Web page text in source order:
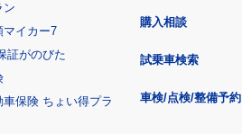
ン
マイカー7
証がのびた
車保険 ちょい得プラ
購入相談
試乗車検索
車検/点検/整備予約